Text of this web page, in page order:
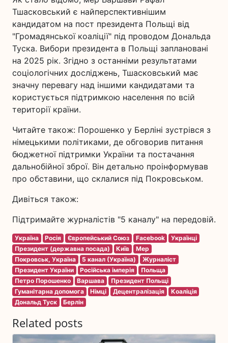
Тшасковський є найперспективнішим
кандидатом на пост президента Польщі від
"Громадянської коаліції" під проводом Дональда
Туска. Вибори президента в Польщі заплановані
на 2025 рік. Згідно з останніми результатами
соціологічних досліджень, Тшасковський має
значну перевагу над іншими кандидатами та
користується підтримкою населення по всій
території країни.
Читайте також: Порошенко у Берліні зустрівся з
німецькими політиками, де обговорив питання
бюджетної підтримки України та постачання
дальнобійної зброї. Він детально проінформував
про обставини, що склалися під Покровськом.
Дивіться також:
Підтримайте журналістів "5 каналу" на передовій.
Україна Росія Європейський Союз Facebook
Українці
Президент (державна посада)
Київ
Мер
Покровськ, Україна
5 канал (Україна)
Журналіст
Президент України
Російська імперія
Польща
Петро Порошенко
Варшава
Президент Польщі
Гуманітарна допомога
Німці Децентралізація
Коаліція
Дональд Туск
Берлін
Related posts